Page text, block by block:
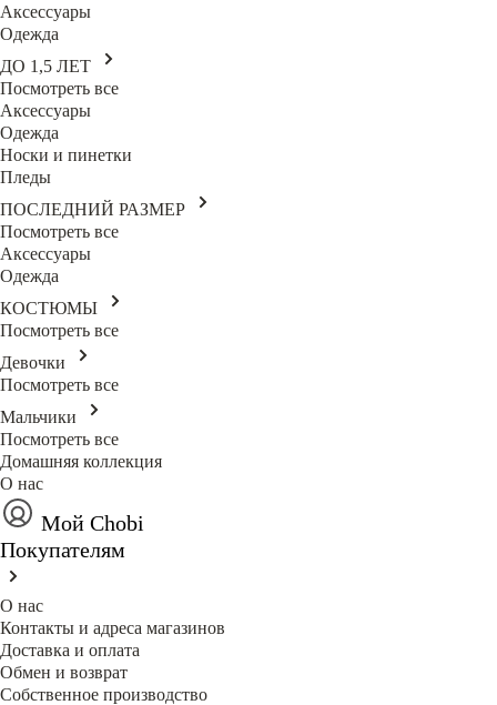
Аксессуары
Одежда
ДО 1,5 ЛЕТ
Посмотреть все
Аксессуары
Одежда
Носки и пинетки
Пледы
ПОСЛЕДНИЙ РАЗМЕР
Посмотреть все
Аксессуары
Одежда
КОСТЮМЫ
Посмотреть все
Девочки
Посмотреть все
Мальчики
Посмотреть все
Домашняя коллекция
О нас
Мой Chobi
Покупателям
О нас
Контакты и адреса магазинов
Доставка и оплата
Обмен и возврат
Собственное производство